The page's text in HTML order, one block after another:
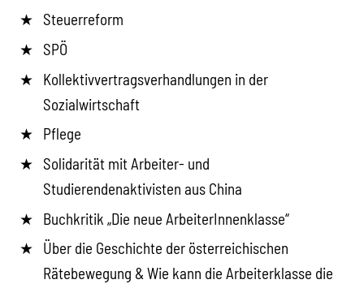
Steuerreform
SPÖ
Kollektivvertragsverhandlungen in der
Sozialwirtschaft
Pflege
Solidarität mit Arbeiter- und
Studierendenaktivisten aus China
Buchkritik „Die neue ArbeiterInnenklasse“
Über die Geschichte der österreichischen
Rätebewegung & Wie kann die Arbeiterklasse die